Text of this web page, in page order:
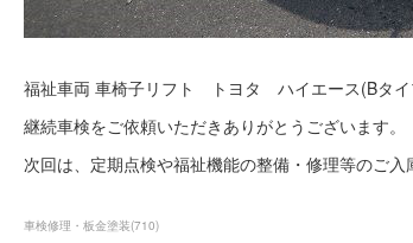
福祉車両 車椅子リフト トヨタ ハイエース(Bタイ
継続車検をご依頼いただきありがとうございます。
次回は、定期点検や福祉機能の整備・修理等のご入
車検修理・板金塗装(710)